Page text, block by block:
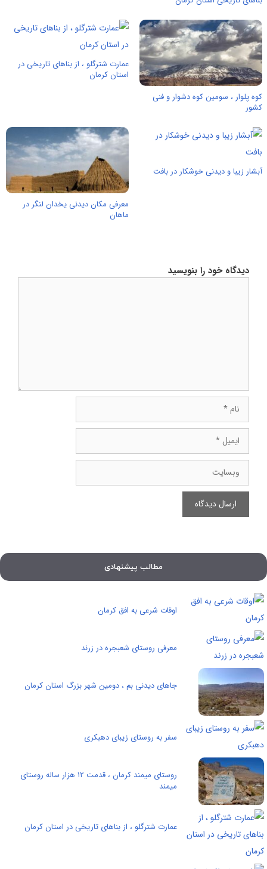
کوه پلوار ، سومین کوه دشوار و فنی
کشور
عمارت شترگلو ، از بناهای تاریخی در
استان کرمان
آبشار زیبا و دیدنی خوشکار در بافت
معرفی مکان دیدنی یخدان لنگر در
ماهان
دیدگاه خود را بنویسید
ایمیل
وبسایت
مطالب پیشنهادی
اوقات شرعی به افق کرمان
معرفی روستای شعبجره در زرند
جاهای دیدنی بم ، دومین شهر بزرگ استان کرمان
سفر به روستای زیبای دهبکری
روستای میمند کرمان ، قدمت ۱۲ هزار ساله روستای
میمند
عمارت شترگلو ، از بناهای تاریخی در استان کرمان